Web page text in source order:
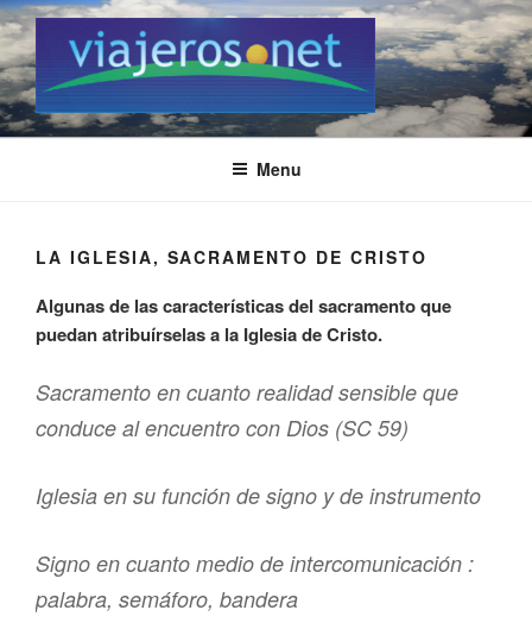
Skip
to
content
VIAJEROS.NET
Viajeros.net / Personal Site
Menu
LA IGLESIA, SACRAMENTO DE CRISTO
Algunas de las características del sacramento que
puedan atribuírselas a la Iglesia de Cristo.
Sacramento en cuanto realidad sensible que
conduce al encuentro con Dios (SC 59)
Iglesia en su función de signo y de instrumento
Signo en cuanto medio de intercomunicación :
palabra, semáforo, bandera